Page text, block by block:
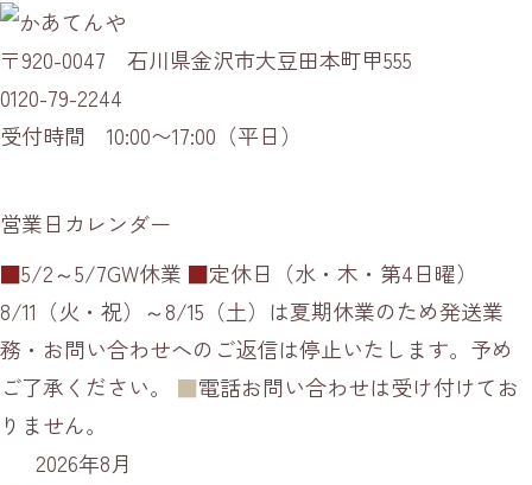
〒920-0047 石川県金沢市大豆田本町甲555
0120-79-2244
受付時間 10:00〜17:00（平日）
営業日カレンダー
■5/2～5/7GW休業 ■定休日（水・木・第4日曜）
8/11（火・祝）～8/15（土）は夏期休業のため発送業
務・お問い合わせへのご返信は停止いたします。予め
ご了承ください。 ■電話お問い合わせは受け付けてお
りません。
2026年8月